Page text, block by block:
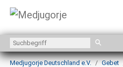
Zum Hauptinhalt springen
Sie sind hier:
Medjugorje Deutschland e.V.
Gebet